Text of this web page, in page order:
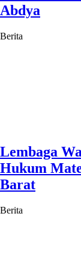
Abdya
Berita
Lembaga
Hukum
Barat
Berita